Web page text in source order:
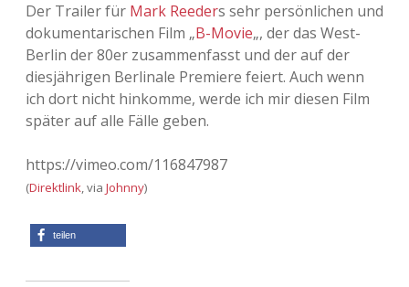
Kopfkinomusik
Nur mal so
Täglicher Sinnwahn
Adventskalender 2010
Adventskalender 2011
Adventskalender 2012
Adventskalender 2014
Adventskalender 2016
facebook
instagram
rss soundcloud
vimeoBluesky
Der Trailer für Mark Reeders sehr persönlichen und
dokumentarischen Film „B-Movie„, der das West-
Berlin der 80er zusammenfasst und der auf der
diesjährigen Berlinale Premiere feiert. Auch wenn
ich dort nicht hinkomme, werde ich mir diesen Film
später auf alle Fälle geben.
https://vimeo.com/116847987
(Direktlink, via Johnny)
teilen